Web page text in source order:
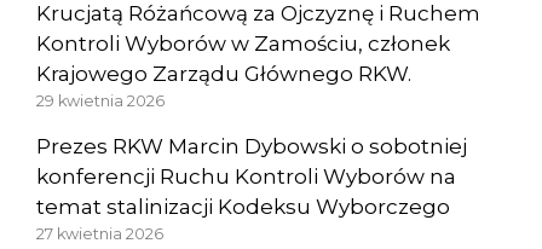
Krucjatą Różańcową za Ojczyznę i Ruchem
Kontroli Wyborów w Zamościu, członek
Krajowego Zarządu Głównego RKW.
29 kwietnia 2026
Prezes RKW Marcin Dybowski o sobotniej
konferencji Ruchu Kontroli Wyborów na
temat stalinizacji Kodeksu Wyborczego
27 kwietnia 2026